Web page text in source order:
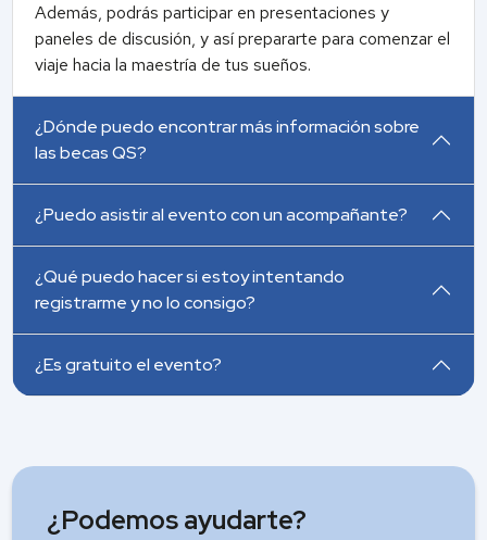
Además, podrás participar en presentaciones y
paneles de discusión, y así prepararte para comenzar el
viaje hacia la maestría de tus sueños.
¿Dónde puedo encontrar más información sobre
las becas QS?
¿Puedo asistir al evento con un acompañante?
¿Qué puedo hacer si estoy intentando
registrarme y no lo consigo?
¿Es gratuito el evento?
¿Podemos ayudarte?